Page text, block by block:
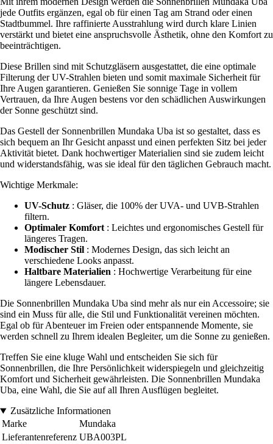
jede Outfits ergänzen, egal ob für einen Tag am Strand oder einen
Stadtbummel. Ihre raffinierte Ausstrahlung wird durch klare Linien
verstärkt und bietet eine anspruchsvolle Ästhetik, ohne den Komfort zu
beeinträchtigen.
Diese Brillen sind mit Schutzgläsern ausgestattet, die eine optimale
Filterung der UV-Strahlen bieten und somit maximale Sicherheit für
Ihre Augen garantieren. Genießen Sie sonnige Tage in vollem
Vertrauen, da Ihre Augen bestens vor den schädlichen Auswirkungen
der Sonne geschützt sind.
Das Gestell der Sonnenbrillen Mundaka Uba ist so gestaltet, dass es
sich bequem an Ihr Gesicht anpasst und einen perfekten Sitz bei jeder
Aktivität bietet. Dank hochwertiger Materialien sind sie zudem leicht
und widerstandsfähig, was sie ideal für den täglichen Gebrauch macht.
Wichtige Merkmale:
UV-Schutz : Gläser, die 100% der UVA- und UVB-Strahlen
filtern.
Optimaler Komfort : Leichtes und ergonomisches Gestell für
längeres Tragen.
Modischer Stil : Modernes Design, das sich leicht an
verschiedene Looks anpasst.
Haltbare Materialien : Hochwertige Verarbeitung für eine
längere Lebensdauer.
Die Sonnenbrillen Mundaka Uba sind mehr als nur ein Accessoire; sie
sind ein Muss für alle, die Stil und Funktionalität vereinen möchten.
Egal ob für Abenteuer im Freien oder entspannende Momente, sie
werden schnell zu Ihrem idealen Begleiter, um die Sonne zu genießen.
Treffen Sie eine kluge Wahl und entscheiden Sie sich für
Sonnenbrillen, die Ihre Persönlichkeit widerspiegeln und gleichzeitig
Komfort und Sicherheit gewährleisten. Die Sonnenbrillen Mundaka
Uba, eine Wahl, die Sie auf all Ihren Ausflügen begleitet.
Zusätzliche Informationen
Marke
Mundaka
Lieferantenreferenz UBA003PL